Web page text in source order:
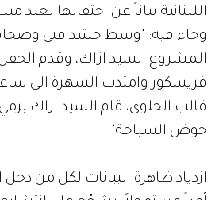
اللبنانية بياناً عن احتفالها بعيد
وجاء فيه: "وسط حشد فني
المشروع السيد ازاك، وقدم
فريسكور وامتدت السهرة الى
قالب الحلوى، قام السيد ازاك
حوض السباحة".
ازدياد ظاهرة البيانات لكل من